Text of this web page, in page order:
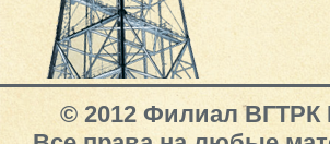
© 2012 Филиал ВГТРК